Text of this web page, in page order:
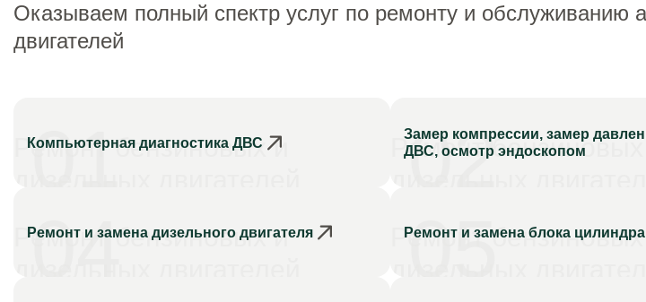
Оказываем полный спектр услуг по ремонту и обслуживанию
двигателей
01
Ремонт бензиновых и
Компьютерная диагностика ДВС 02
Ремонт
Замер компрессии, замер
ДВС, осмотр эндоскопом
04
Ремонт бензиновых и
Ремонт и замена дизельного двигателя 05
Ремонт
Ремонт и замена блока